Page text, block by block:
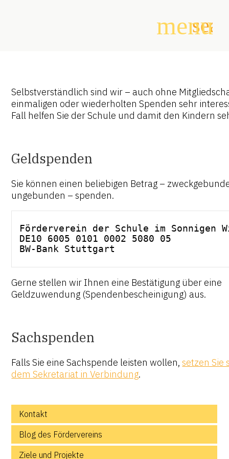
menu
Selbstverständlich sind wir – auch ohne
einmaligen oder wiederholten Spenden sehr
Fall helfen Sie der Schule und damit den Kindern
Geldspenden
Sie können einen beliebigen Betrag –
ungebunden – spenden.
Förderverein der Schule im Sonnigen
DE10 6005 0101 0002 5080 05
BW-Bank Stuttgart
Gerne stellen wir Ihnen eine Bestätigung über eine
Geldzuwendung (Spendenbescheinigung) aus.
Sachspenden
Falls Sie eine Sachspende leisten wollen,setzen Sie
dem Sekretariat in Verbindung.
Kontakt
Blog des Fördervereins
Ziele und Projekte